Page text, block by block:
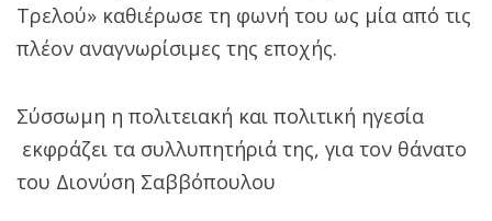
Τρελού» καθιέρωσε τη φωνή του ως μία από τις
πλέον αναγνωρίσιμες της εποχής.
Σύσσωμη η πολιτειακή και πολιτική ηγεσία
εκφράζει τα συλλυπητήριά της, για τον θάνατο
του Διονύση Σαββόπουλου